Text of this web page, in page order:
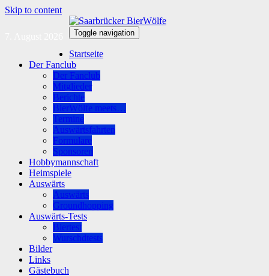
Skip to content
Toggle navigation
Startseite
Der Fanclub
Der Fanclub
Mitglieder
Berichte
BierWölfe meets…
Termine
Auswärtsfahrten
Formulare
Sponsoren
Hobbymannschaft
Heimspiele
Auswärts
Auswärts
Groundhopping
Auswärts-Tests
Biertest
Wurschdtests
Bilder
Links
Gästebuch